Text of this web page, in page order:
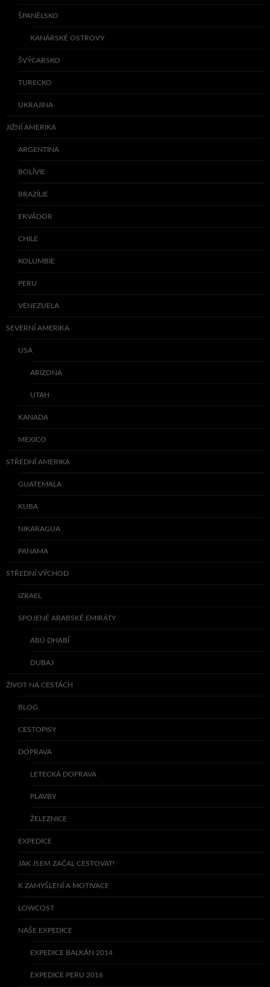
ŠPANĚLSKO
KANÁRSKÉ OSTROVY
ŠVÝCARSKO
TURECKO
UKRAJINA
JIŽNÍ AMERIKA
ARGENTINA
BOLÍVIE
BRAZÍLIE
EKVÁDOR
CHILE
KOLUMBIE
PERU
VENEZUELA
SEVERNÍ AMERIKA
USA
ARIZONA
UTAH
KANADA
MEXICO
STŘEDNÍ AMERIKA
GUATEMALA
KUBA
NIKARAGUA
PANAMA
STŘEDNÍ VÝCHOD
IZRAEL
SPOJENÉ ARABSKÉ EMIRÁTY
ABÚ DHABÍ
DUBAJ
ŽIVOT NA CESTÁCH
BLOG
CESTOPISY
DOPRAVA
LETECKÁ DOPRAVA
PLAVBY
ŽELEZNICE
EXPEDICE
JAK JSEM ZAČAL CESTOVAT!
K ZAMYŠLENÍ A MOTIVACE
LOWCOST
NAŠE EXPEDICE
EXPEDICE BALKÁN 2014
EXPEDICE PERU 2016